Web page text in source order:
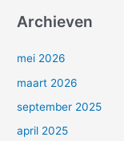
Archieven
mei 2026
maart 2026
september 2025
april 2025